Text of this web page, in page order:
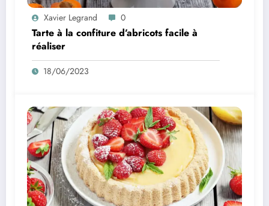
Xavier Legrand 0
Tarte à la confiture d’abricots facile à
réaliser
18/06/2023